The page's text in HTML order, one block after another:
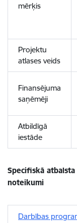
mērķis
Projektu
atlases veids
Finansējuma
saņēmēji
Atbildīgā
iestāde
Specifiskā
noteikumi
Darbības